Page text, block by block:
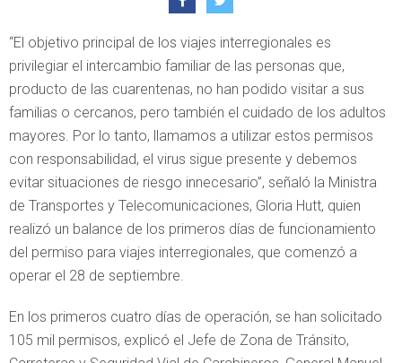
“El objetivo principal de los viajes interregionales es
privilegiar el intercambio familiar de las personas que,
producto de las cuarentenas, no han podido visitar a sus
familias o cercanos, pero también el cuidado de los adultos
mayores. Por lo tanto, llamamos a utilizar estos permisos
con responsabilidad, el virus sigue presente y debemos
evitar situaciones de riesgo innecesario”, señaló la Ministra
de Transportes y Telecomunicaciones, Gloria Hutt, quien
realizó un balance de los primeros días de funcionamiento
del permiso para viajes interregionales, que comenzó a
operar el 28 de septiembre.
En los primeros cuatro días de operación, se han solicitado
105 mil permisos, explicó el Jefe de Zona de Tránsito,